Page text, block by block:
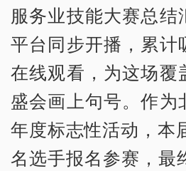
服务业技能大赛总结
平台同步开播，累计
在线观看，为这场覆
盛会画上句号。作为
年度标志性活动，本
名选手报名参赛，最